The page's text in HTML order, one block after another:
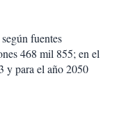
fuentes
468 mil 855; en el
y para el año 2050